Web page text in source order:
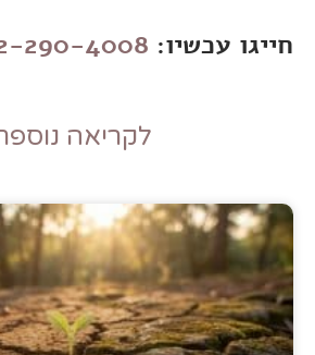
חייגו עכשיו: 290-4008
לקריאה